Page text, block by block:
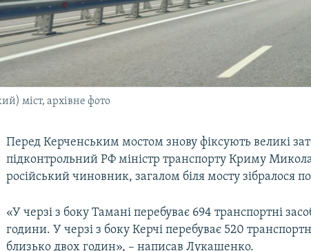
міст, архівне фото
Перед Керченським мостом знову фіксують великі
підконтрольний РФ міністр транспорту Криму
російський чиновник, загалом біля мосту зібралося
«У черзі з боку Тамані перебуває 694 транспортні
години. У черзі з боку Керчі перебуває 520
близько двох годин», – написав Лукашенко.